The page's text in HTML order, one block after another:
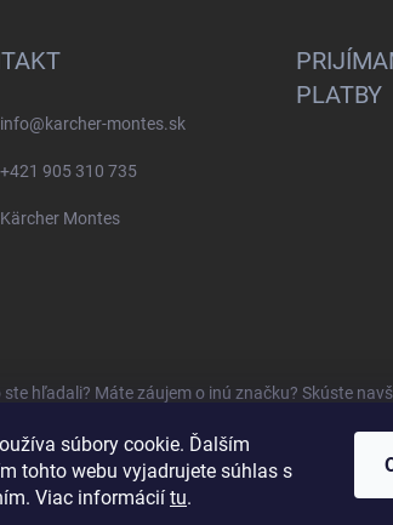
súbory cookie. Ďalším
tohto webu vyjadrujete súhlas s
Viac informácií tu.
info@karcher-montes.sk
+421 905 310 735
Kärcher Montes
PLATBY
ste hľadali? Máte záujem o inú značku? Skúste